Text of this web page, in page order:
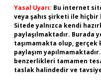
Yasal Uyarı: Bu internet
veya şahıs şirketi ile hiçbir
Sitede yalnızca kendi
paylaşılmaktadır. Burada
taşımamakta olup, gerçek
paylaşım
benzerlikleri tamamen
taslak halindedir ve